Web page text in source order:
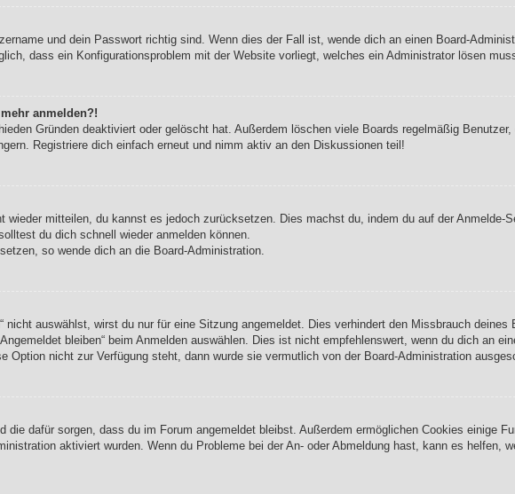
und dein Passwort richtig sind. Wenn dies der Fall ist, wende dich an einen Board-
dass ein Konfigurationsproblem mit der Website vorliegt, welches ein Administrator lösen
anmelden?!
Gründen deaktiviert oder gelöscht hat. Außerdem löschen viele Boards regelmäßig
Registriere dich einfach erneut und nimm aktiv an den Diskussionen teil!
mitteilen, du kannst es jedoch zurücksetzen. Dies machst du, indem du auf der Anmelde-
du dich schnell wieder anmelden können.
so wende dich an die Board-Administration.
nicht auswählst, wirst du nur für eine Sitzung angemeldet. Dies verhindert den Missbrauch deines
bleiben“ beim Anmelden auswählen. Dies ist nicht empfehlenswert, wenn du dich an
Option nicht zur Verfügung steht, dann wurde sie vermutlich von der Board-Administration
dafür sorgen, dass du im Forum angemeldet bleibst. Außerdem ermöglichen Cookies einige
aktiviert wurden. Wenn du Probleme bei der An- oder Abmeldung hast, kann es helfen,